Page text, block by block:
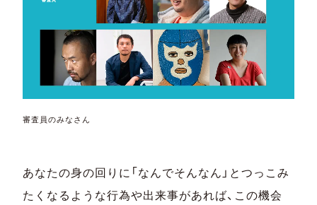
審査員のみなさん
あなたの身の回りに「なんでそんなん」とつっこみ
たくなるような行為や出来事があれば、この機会